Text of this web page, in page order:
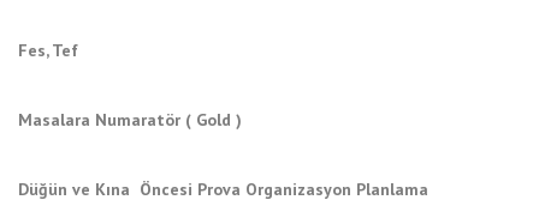
Fes, Tef
Masalara Numaratör ( Gold )
Düğün ve Kına Öncesi Prova Organizasyon Planlama